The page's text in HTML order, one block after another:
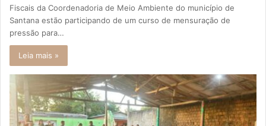
Fiscais da Coordenadoria de Meio Ambiente do município de
Santana estão participando de um curso de mensuração de
pressão para…
Leia mais »